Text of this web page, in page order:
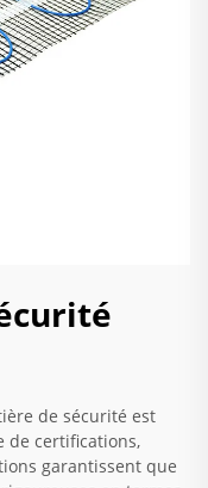
de sécurité est
de certifications,
garantissent que